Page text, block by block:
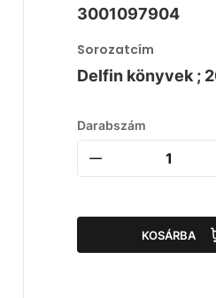
3001097904
Sorozatcím
Delfin könyvek ;
Darabszám
KOSÁRBA